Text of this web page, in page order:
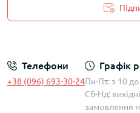
Телефони
+38 (096) 693-30-24
Графік
Пн-Пт: з 10 до
Сб-Нд: вихідні
замовлення